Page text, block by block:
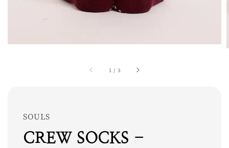
1 / 3
SOULS
CREW SOCKS -